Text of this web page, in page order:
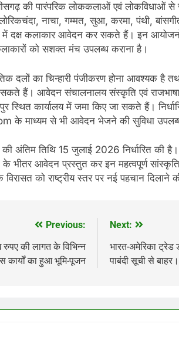
की पारंपरिक लोककलाओं एवं लोकविधाओं से
नाचा, गम्मत, सुआ, करमा, पंथी,
में दक्ष कलाकार आवेदन कर सकते हैं। इन
को सशक्त मंच उपलब्ध कराना है।
दलों का चिन्हारी पंजीकरण होना आवश्यक है
हैं। आवेदन संचालनालय संस्कृति एवं राजभाषा,
स्थित कार्यालय में जमा किए जा सकते हैं।
माध्यम से भी आवेदन भेजने की सुविधा
अंतिम तिथि 15 जुलाई 2026 निर्धारित की
के भीतर आवेदन प्रस्तुत कर इन महत्वपूर्ण
को राष्ट्रीय स्तर पर नई पहचान दिलाने
Previous:
रुपए की लागत के विभिन्न
कार्यों का हुआ भूमि-पूजन
Next:
भारत-अमेरिका ट्रेड
पाबंदी सूची से बाहर।